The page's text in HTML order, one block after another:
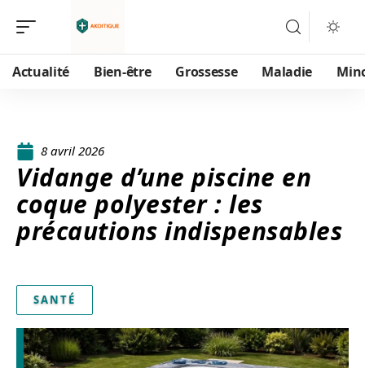
Actualité Bien-être Grossesse Maladie
8 avril 2026
Vidange d’une piscine en
coque polyester : les
précautions indispensables
SANTÉ